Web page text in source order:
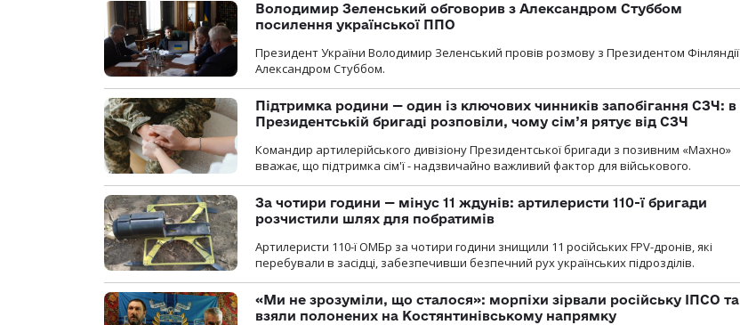
Володимир Зеленський обговорив з Александром Стуббом
посилення української ППО
Президент України Володимир Зеленський провів розмову з Президентом Фінляндії
Александром Стуббом.
Підтримка родини — один із ключових чинників запобігання СЗЧ: в
Президентській бригаді розповіли, чому сім’я рятує від СЗЧ
Командир артилерійського дивізіону Президентської бригади з позивним «Махно»
вважає, що підтримка сім'ї - надзвичайно важливий фактор для військового.
За чотири години — мінус 11 ждунів: артилеристи 110-ї бригади
розчистили шлях для побратимів
Артилеристи 110-ї ОМБр за чотири години знищили 11 російських FPV-дронів, які
перебували в засідці, забезпечивши безпечний рух українських підрозділів.
«Ми не зрозуміли, що сталося»: морпіхи зірвали російську ІПСО та
взяли полонених на Костянтинівському напрямку